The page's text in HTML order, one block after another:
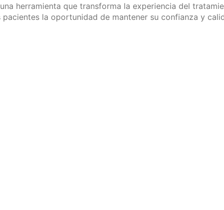
herramienta que transforma la experiencia del
la oportunidad de mantener su confianza y